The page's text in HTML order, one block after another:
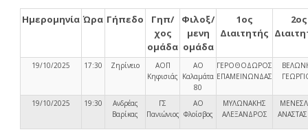
Ημερομηνία Ώρα Γήπεδο
Γηπ/
χος
ομάδα
Φιλοξ/
μενη
ομάδα
1ος
Διαιτητής
2ος
19/10/2025 17:30 Ζηρίνειο
ΑΟΠ
Κηφισιάς
ΑΟ
Καλαμάτα
80
ΓΕΡΟΘΟΔΩΡΟΣ
ΕΠΑΜΕΙΝΩΝΔΑΣ
19/10/2025 19:30
Ανδρέας
Βαρίκας
ΓΣ
Πανιώνιος
ΑΟ
Φλοίσβος
ΜΥΛΩΝΑΚΗΣ
ΑΛΕΞΑΝΔΡΟΣ